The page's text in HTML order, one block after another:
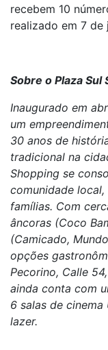
recebem 10
realizado em 7 de
Sobre o Plaza Sul
Inaugurado em
um
30 anos de
tradicional na
Shopping se
comunidade
famílias. Com
âncoras (Coco
(Camicado,
opções
Pecorino, Calle
ainda conta com
6 salas de
lazer.